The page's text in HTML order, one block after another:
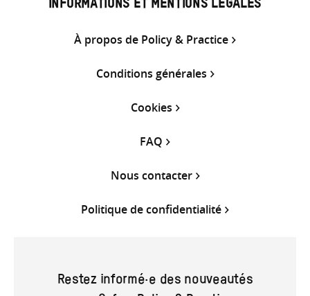
INFORMATIONS ET MENTIONS LÉGALES
À propos de Policy & Practice
Conditions générales
Cookies
FAQ
Nous contacter
Politique de confidentialité
Restez informé·e des nouveautés